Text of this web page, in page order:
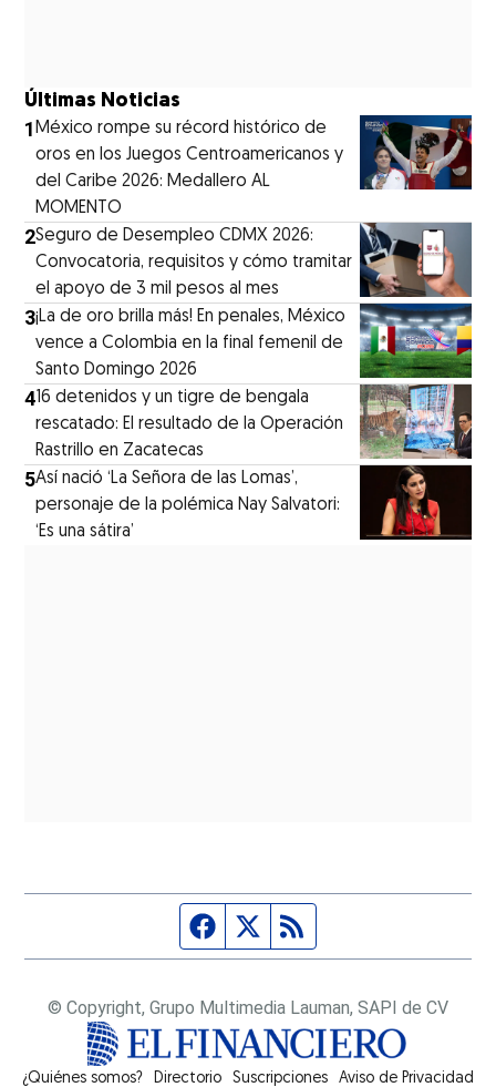
Últimas Noticias
1México rompe su récord histórico de
oros en los Juegos Centroamericanos y
del Caribe 2026: Medallero AL
MOMENTO
2Seguro de Desempleo CDMX 2026:
Convocatoria, requisitos y cómo tramitar
el apoyo de 3 mil pesos al mes
3¡La de oro brilla más! En penales, México
vence a Colombia en la final femenil de
Santo Domingo 2026
4 16 detenidos y un tigre de bengala
rescatado: El resultado de la Operación
Rastrillo en Zacatecas
5⁠Así nació ‘La Señora de las Lomas’,
personaje de la polémica Nay Salvatori:
‘Es una sátira’
Página de Facebook
Fuente Twitter
© Copyright, Grupo Multimedia Lauman, SAPI de CV
¿Quiénes somos? Directorio Suscripciones Opens in new window
Aviso de Privacidad